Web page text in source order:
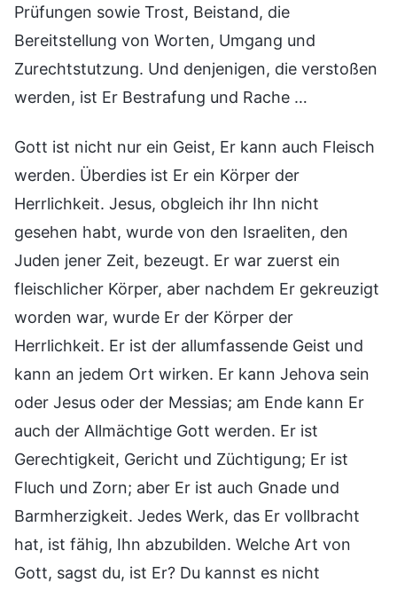
Prüfungen sowie Trost, Beistand, die
Bereitstellung von Worten, Umgang und
Zurechtstutzung. Und denjenigen, die verstoßen
werden, ist Er Bestrafung und Rache …
Gott ist nicht nur ein Geist, Er kann auch Fleisch
werden. Überdies ist Er ein Körper der
Herrlichkeit. Jesus, obgleich ihr Ihn nicht
gesehen habt, wurde von den Israeliten, den
Juden jener Zeit, bezeugt. Er war zuerst ein
fleischlicher Körper, aber nachdem Er gekreuzigt
worden war, wurde Er der Körper der
Herrlichkeit. Er ist der allumfassende Geist und
kann an jedem Ort wirken. Er kann Jehova sein
oder Jesus oder der Messias; am Ende kann Er
auch der Allmächtige Gott werden. Er ist
Gerechtigkeit, Gericht und Züchtigung; Er ist
Fluch und Zorn; aber Er ist auch Gnade und
Barmherzigkeit. Jedes Werk, das Er vollbracht
hat, ist fähig, Ihn abzubilden. Welche Art von
Gott, sagst du, ist Er? Du kannst es nicht